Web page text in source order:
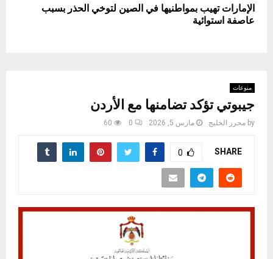
الإمارات تهيب بمواطنيها في الصين لتوخي الحذر بسبب
عاصفة استوائية
منوعات
جيبوتي تؤكد تضامنها مع الأردن
by محرر الخليج مارس 5, 2026 0
60
SHARE
0